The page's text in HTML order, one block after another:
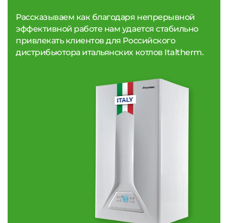
Рассказываем как благодаря непрерывной
эффективной работе нам удается стабильно
привлекать клиентов для Российского
дистрибьютора итальянских котлов Italtherm.